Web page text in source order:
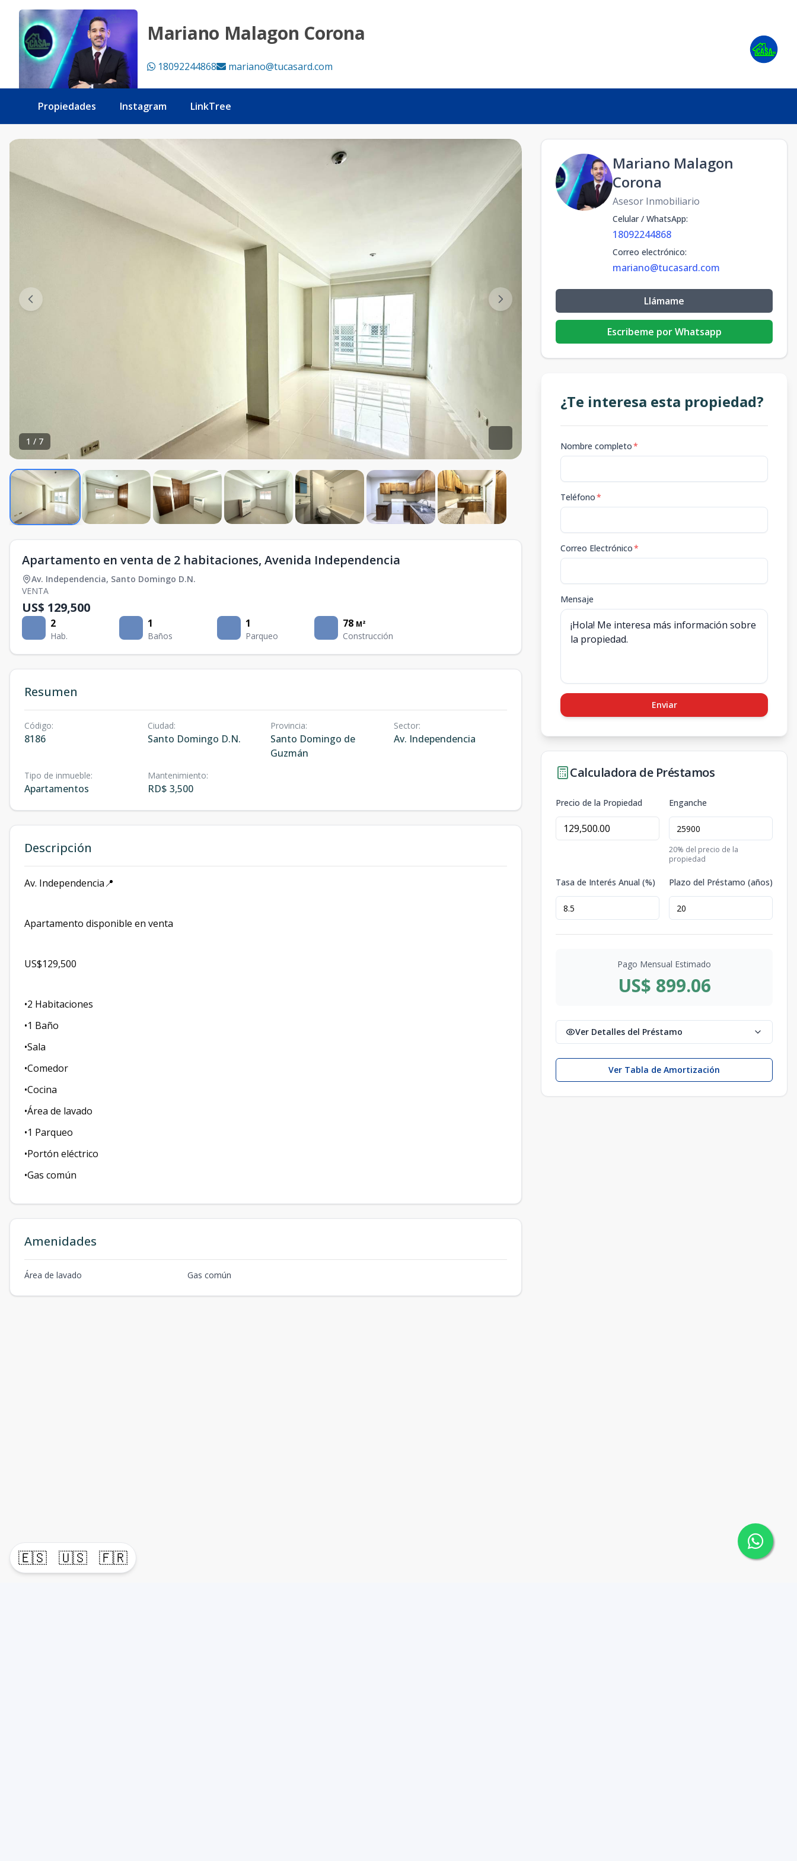
🇪🇸 🇺🇸 🇫🇷
Mariano Malagon Corona
18092244868 mariano@tucasard.com
Propiedades Instagram LinkTree
1 / 7
Apartamento en venta de 2 habitaciones, Avenida Independencia
Av. Independencia, Santo Domingo D.N.
VENTA
US$ 129,500
2
Hab.
1
Baños
1
Parqueo
78 M²
Construcción
Resumen
Código:
8186
Ciudad:
Santo Domingo D.N.
Provincia:
Santo Domingo de
Guzmán
Sector:
Av. Independencia
Tipo de inmueble:
Apartamentos
Mantenimiento:
RD$ 3,500
Descripción
Av. Independencia📍
Apartamento disponible en venta
US$129,500
•2 Habitaciones
•1 Baño
•Sala
•Comedor
•Cocina
•Área de lavado
•1 Parqueo
•Portón eléctrico
•Gas común
Amenidades
Área de lavado Gas común
Mariano Malagon
Corona
Asesor Inmobiliario
Celular / WhatsApp:
18092244868
Correo electrónico:
mariano@tucasard.com
Llámame
Escribeme por Whatsapp
¿Te interesa esta propiedad?
Nombre completo*
Teléfono*
Correo Electrónico*
Mensaje
Enviar
Calculadora de Préstamos
Precio de la Propiedad Enganche
20% del precio de la
propiedad
Tasa de Interés Anual (%) Plazo del Préstamo (años)
Pago Mensual Estimado
US$ 899.06
Ver Detalles del Préstamo
Ver Tabla de Amortización
Apartamento en venta de 2 habitaciones, Avenida Independencia - Tu Casa RD